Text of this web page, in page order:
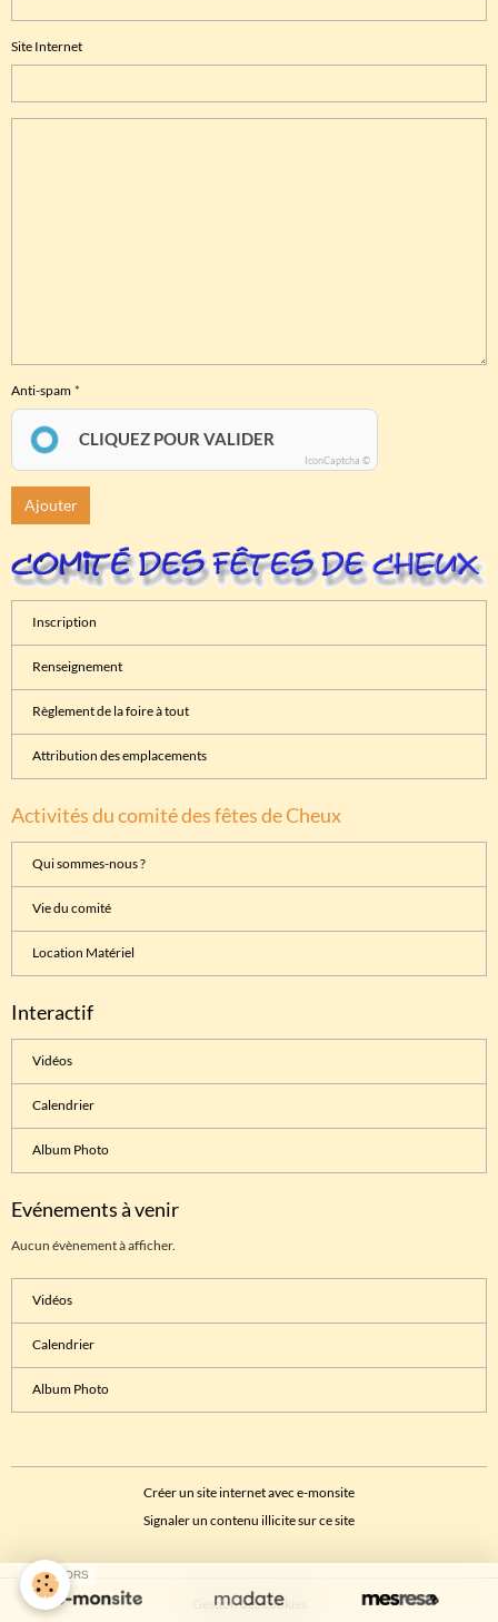
Site Internet
Anti-spam
CLIQUEZ POUR VALIDER
IconCaptcha ©
Ajouter
Inscription
Renseignement
Règlement de la foire à tout
Attribution des emplacements
Activités du comité des fêtes de Cheux
Qui sommes-nous ?
Vie du comité
Location Matériel
Interactif
Vidéos
Calendrier
Album Photo
Evénements à venir
Aucun évènement à afficher.
Vidéos
Calendrier
Album Photo
Créer un site internet avec e-monsite
Signaler un contenu illicite sur ce site
Gestion des cookies
SPONSORS